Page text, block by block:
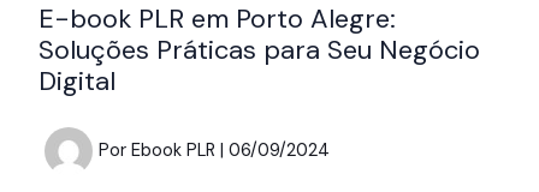
E-book PLR em Porto Alegre:
Soluções Práticas para Seu Negócio
Digital
Por Ebook PLR | 06/09/2024